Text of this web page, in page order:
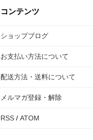
コンテンツ
ショップブログ
お支払い方法について
配送方法・送料について
メルマガ登録・解除
RSS / ATOM